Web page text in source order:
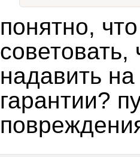
понятно,
надавить
гарантии?